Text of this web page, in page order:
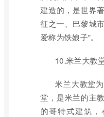
建造的，是世界
征之一、巴黎城
爱称为铁娘子”。
10.米兰大教
米兰大教堂
堂，是米兰的主
的哥特式建筑，